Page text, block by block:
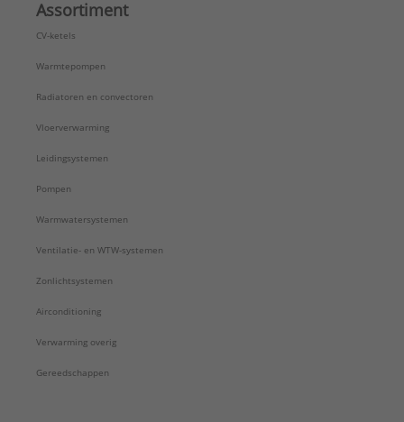
Assortiment
CV-ketels
Warmtepompen
Radiatoren en convectoren
Vloerverwarming
Leidingsystemen
Pompen
Warmwatersystemen
Ventilatie- en WTW-systemen
Zonlichtsystemen
Airconditioning
Verwarming overig
Gereedschappen